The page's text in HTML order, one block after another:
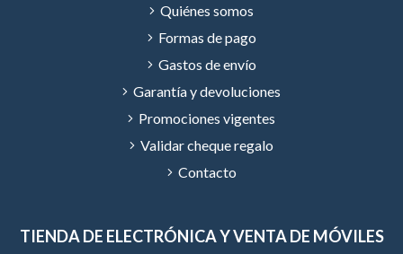
TIENDA DE ELECTRÓNICA Y VENTA DE MÓVILES
Quiénes somos
Formas de pago
Gastos de envío
Garantía y devoluciones
Promociones vigentes
Validar cheque regalo
Contacto